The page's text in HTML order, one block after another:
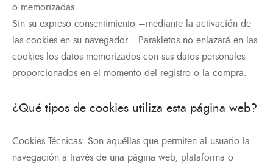
o memorizadas.
Sin su expreso consentimiento –mediante la activación de
las cookies en su navegador– Parakletos no enlazará en las
cookies los datos memorizados con sus datos personales
proporcionados en el momento del registro o la compra.
¿Qué tipos de cookies utiliza esta página web?
Cookies Técnicas: Son aquéllas que permiten al usuario la
navegación a través de una página web, plataforma o